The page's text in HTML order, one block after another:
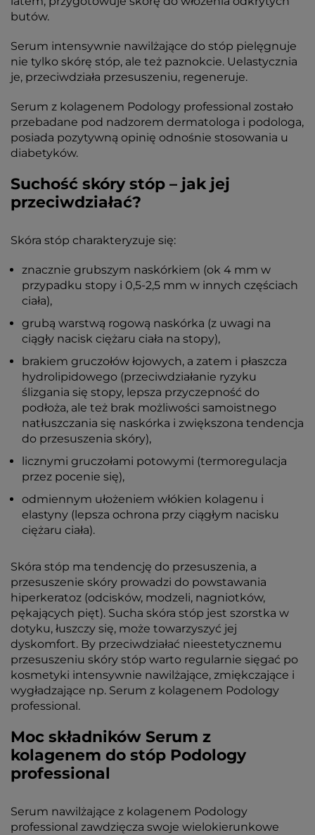
butów.
Serum intensywnie nawilżające do stóp pielęgnuje
nie tylko skórę stóp, ale też paznokcie. Uelastycznia
je, przeciwdziała przesuszeniu, regeneruje.
Serum z kolagenem Podology professional zostało
przebadane pod nadzorem dermatologa i podologa,
posiada pozytywną opinię odnośnie stosowania u
diabetyków.
Suchość skóry stóp – jak jej
przeciwdziałać?
Skóra stóp charakteryzuje się:
znacznie grubszym naskórkiem (ok 4 mm w
przypadku stopy i 0,5-2,5 mm w innych częściach
ciała),
grubą warstwą rogową naskórka (z uwagi na
ciągły nacisk ciężaru ciała na stopy),
brakiem gruczołów łojowych, a zatem i płaszcza
hydrolipidowego (przeciwdziałanie ryzyku
ślizgania się stopy, lepsza przyczepność do
podłoża, ale też brak możliwości samoistnego
natłuszczania się naskórka i zwiększona tendencja
do przesuszenia skóry),
licznymi gruczołami potowymi (termoregulacja
przez pocenie się),
odmiennym ułożeniem włókien kolagenu i
elastyny (lepsza ochrona przy ciągłym nacisku
ciężaru ciała).
Skóra stóp ma tendencję do przesuszenia, a
przesuszenie skóry prowadzi do powstawania
hiperkeratoz (odcisków, modzeli, nagniotków,
pękających pięt). Sucha skóra stóp jest szorstka w
dotyku, łuszczy się, może towarzyszyć jej
dyskomfort. By przeciwdziałać nieestetycznemu
przesuszeniu skóry stóp warto regularnie sięgać po
kosmetyki intensywnie nawilżające, zmiękczające i
wygładzające np. Serum z kolagenem Podology
professional.
Moc składników Serum z
kolagenem do stóp Podology
professional
Serum nawilżające z kolagenem Podology
professional zawdzięcza swoje wielokierunkowe